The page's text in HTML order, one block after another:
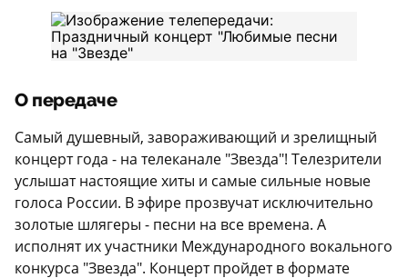
О передаче
Самый душевный, завораживающий и зрелищный
концерт года - на телеканале "Звезда"! Телезрители
услышат настоящие хиты и самые сильные новые
голоса России. В эфире прозвучат исключительно
золотые шлягеры - песни на все времена. А
исполнят их участники Международного вокального
конкурса "Звезда". Концерт пройдет в формате